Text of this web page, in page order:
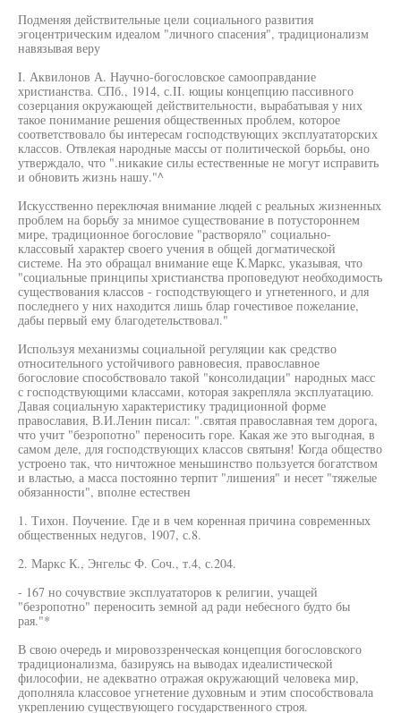
Подменяя действительные цели социального развития
эгоцентрическим идеалом "личного спасения", традиционализм
навязывая веру
I. Аквилонов А. Научно-богословское самооправдание
христианства. СПб., 1914, с.II. ющиы концепцию пассивного
созерцания окружающей действительности, вырабатывая у них
такое понимание решения общественных проблем, которое
соответствовало бы интересам господствующих эксплуататорских
классов. Отвлекая народные массы от политической борьбы, оно
утверждало, что ".никакие силы естественные не могут исправить
и обновить жизнь нашу."^
Искусственно переключая внимание людей с реальных жизненных
проблем на борьбу за мнимое существование в потустороннем
мире, традиционное богословие "растворяло" социально-
классовый характер своего учения в общей догматической
системе. На это обращал внимание еще К.Маркс, указывая, что
"социальные принципы христианства проповедуют необходимость
существования классов - господствующего и угнетенного, и для
последнего у них находится лишь блар гочестивое пожелание,
дабы первый ему благодетельствовал."
Используя механизмы социальной регуляции как средство
относительного устойчивого равновесия, православное
богословие способствовало такой "консолидации" народных масс
с господствующими классами, которая закрепляла эксплуатацию.
Давая социальную характеристику традиционной форме
православия, В.И.Ленин писал: ".святая православная тем дорога,
что учит "безропотно" переносить горе. Какая же это выгодная, в
самом деле, для господствующих классов святыня! Когда общество
устроено так, что ничтожное меньшинство пользуется богатством
и властью, а масса постоянно терпит "лишения" и несет "тяжелые
обязанности", вполне естествен
1. Тихон. Поучение. Где и в чем коренная причина современных
общественных недугов, 1907, с.8.
2. Маркс К., Энгельс Ф. Соч., т.4, с.204.
- 167 но сочувствие эксплуататоров к религии, учащей
"безропотно" переносить земной ад ради небесного будто бы
рая."*
В свою очередь и мировоззренческая концепция богословского
традиционализма, базируясь на выводах идеалистической
философии, не адекватно отражая окружающий человека мир,
дополняла классовое угнетение духовным и этим способствовала
укреплению существующего государственного строя.